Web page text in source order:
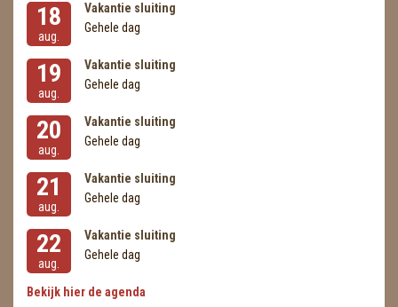
RUWE STENEN
SCHEDELS / SKULLS
SELENIET
SPECIALE STUKKEN
TELEFOON KOORDEN
THEELICHTEN
VLINDERS
WIEROOK, OLIE & TOEBEHOREN
18
aug.
Vakantie sluiting
Gehele dag
19
aug.
Vakantie sluiting
Gehele dag
20
aug.
Vakantie sluiting
Gehele dag
21
aug.
Vakantie sluiting
Gehele dag
22
aug.
Vakantie sluiting
Gehele dag
Bekijk hier de agenda